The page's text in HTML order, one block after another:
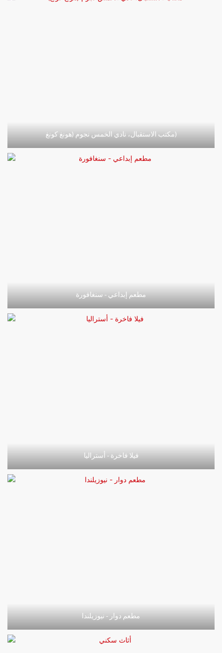
مكتب الاستقبال، نادي الخمس نجوم (هونغ كونغ)
مطعم إبداعي - سنغافورة
فيلا فاخرة - أستراليا
مطعم دوار - نيوزيلندا